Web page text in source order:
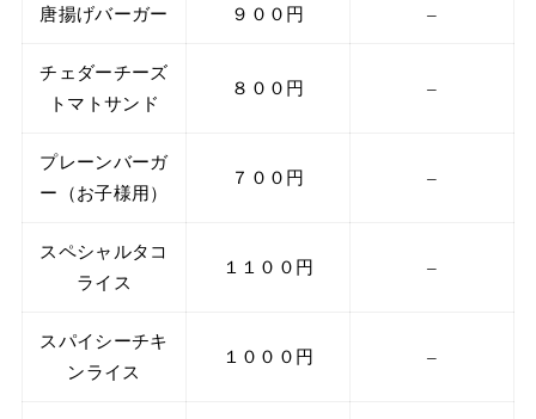
唐揚げバーガー ９００円 –
チェダーチーズ
トマトサンド
８００円 –
プレーンバーガ
ー（お子様用）
７００円 –
スペシャルタコ
ライス
１１００円 –
スパイシーチキ
ンライス
１０００円 –